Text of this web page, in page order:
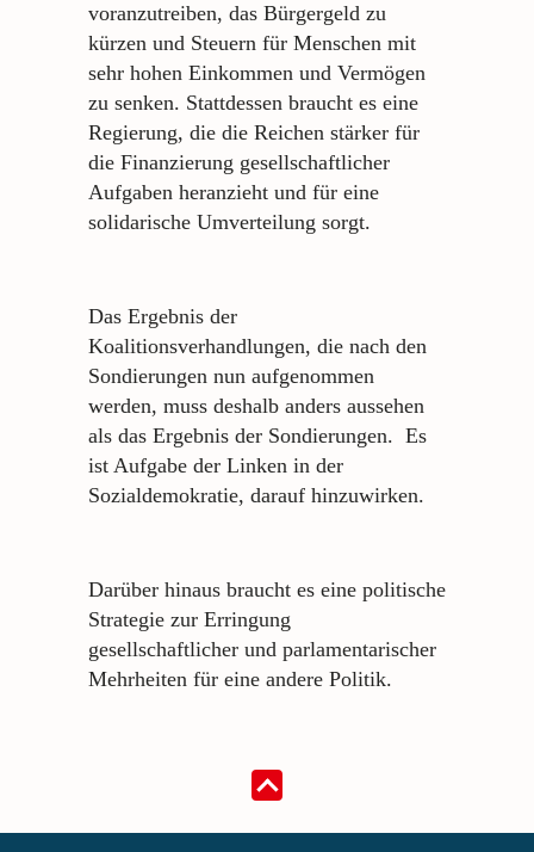
voranzutreiben, das Bürgergeld zu
kürzen und Steuern für Menschen mit
sehr hohen Einkommen und Vermögen
zu senken. Stattdessen braucht es eine
Regierung, die die Reichen stärker für
die Finanzierung gesellschaftlicher
Aufgaben heranzieht und für eine
solidarische Umverteilung sorgt.
Das Ergebnis der
Koalitionsverhandlungen, die nach den
Sondierungen nun aufgenommen
werden, muss deshalb anders aussehen
als das Ergebnis der Sondierungen. Es
ist Aufgabe der Linken in der
Sozialdemokratie, darauf hinzuwirken.
Darüber hinaus braucht es eine politische
Strategie zur Erringung
gesellschaftlicher und parlamentarischer
Mehrheiten für eine andere Politik.